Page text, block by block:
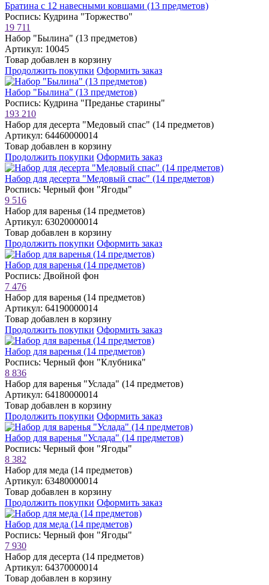
Братина с 12 навесными ковшами (13 предметов)
Роспись: Кудрина "Торжество"
19 711
Набор "Былина" (13 предметов)
Артикул: 10045
Товар добавлен в корзину
Продолжить покупки Оформить заказ
Набор "Былина" (13 предметов)
Роспись: Кудрина "Преданье старины"
193 210
Набор для десерта "Медовый спас" (14 предметов)
Артикул: 64460000014
Товар добавлен в корзину
Продолжить покупки Оформить заказ
Набор для десерта "Медовый спас" (14 предметов)
Роспись: Черный фон "Ягоды"
9 516
Набор для варенья (14 предметов)
Артикул: 63020000014
Товар добавлен в корзину
Продолжить покупки Оформить заказ
Набор для варенья (14 предметов)
Роспись: Двойной фон
7 476
Набор для варенья (14 предметов)
Артикул: 64190000014
Товар добавлен в корзину
Продолжить покупки Оформить заказ
Набор для варенья (14 предметов)
Роспись: Черный фон "Клубника"
8 836
Набор для варенья "Услада" (14 предметов)
Артикул: 64180000014
Товар добавлен в корзину
Продолжить покупки Оформить заказ
Набор для варенья "Услада" (14 предметов)
Роспись: Черный фон "Ягоды"
8 382
Набор для меда (14 предметов)
Артикул: 63480000014
Товар добавлен в корзину
Продолжить покупки Оформить заказ
Набор для меда (14 предметов)
Роспись: Черный фон "Ягоды"
7 930
Набор для десерта (14 предметов)
Артикул: 64370000014
Товар добавлен в корзину